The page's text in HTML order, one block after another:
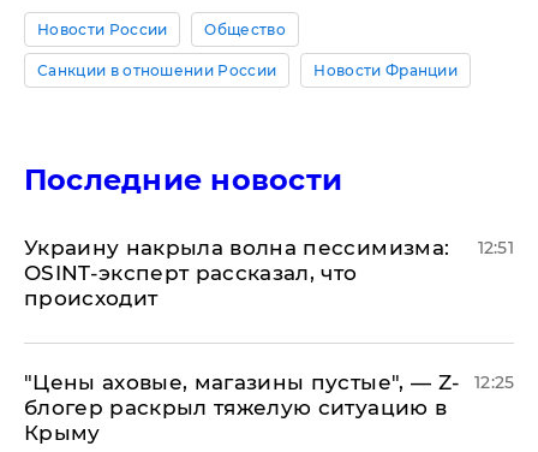
Новости России Общество
Санкции в отношении России Новости Франции
Последние новости
​Украину накрыла волна пессимизма:
OSINT-эксперт рассказал, что
происходит
12:51
​"Цены аховые, магазины пустые", — Z-
блогер раскрыл тяжелую ситуацию в
Крыму
12:25